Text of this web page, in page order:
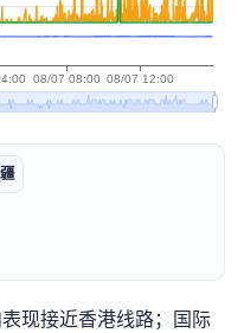
近Neburst香港线路；国际